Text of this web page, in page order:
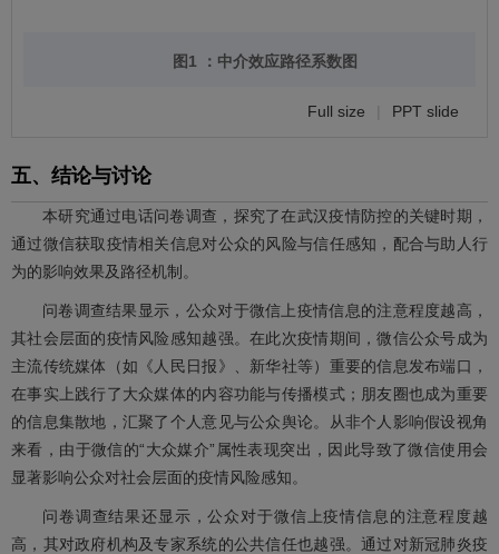
图1 ：中介效应路径系数图
Full size PPT slide
五、结论与讨论
本研究通过电话问卷调查，探究了在武汉疫情防控的关键时期，
通过微信获取疫情相关信息对公众的风险与信任感知，配合与助人行
为的影响效果及路径机制。
问卷调查结果显示，公众对于微信上疫情信息的注意程度越高，
其社会层面的疫情风险感知越强。在此次疫情期间，微信公众号成为
主流传统媒体（如《人民日报》、新华社等）重要的信息发布端口，
在事实上践行了大众媒体的内容功能与传播模式；朋友圈也成为重要
的信息集散地，汇聚了个人意见与公众舆论。从非个人影响假设视角
来看，由于微信的“大众媒介”属性表现突出，因此导致了微信使用会
显著影响公众对社会层面的疫情风险感知。
问卷调查结果还显示，公众对于微信上疫情信息的注意程度越
高，其对政府机构及专家系统的公共信任也越强。通过对新冠肺炎疫